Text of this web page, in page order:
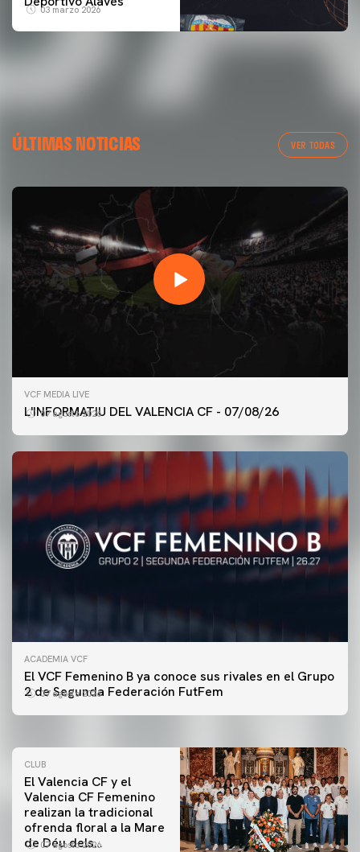
03 marzo 2026
ÚLTIMAS NOTICIAS VER TODAS
VCF MEDIA LIVE
L'INFORMATIU DEL VALENCIA CF - 07/08/26
07 agosto 2026
ACADEMIA VCF
El VCF Femenino B ya conoce sus rivales en el Grupo
2 de Segunda Federación FutFem
07 agosto 2026
PRIMER EQUIPO
ENTRENAMIENTO DEL VALENCIA CF 7/8/2026
CLUB
El Valencia CF y el
Valencia CF Femenino
realizan la tradicional
ofrenda floral a la Mare
de Déu dels
07 agosto 2026